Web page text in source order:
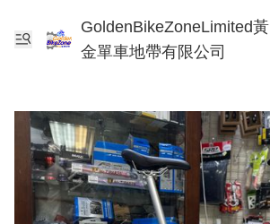
GoldenBikeZoneLimited黃
金單車地帶有限公司